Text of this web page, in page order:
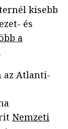
kisebb
és
a
.
az Atlanti-
Nemzeti